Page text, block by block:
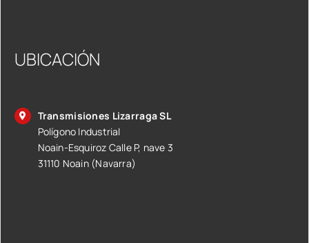
UBICACIÓN
Transmisiones Lizarraga SL
Polígono Industrial
Noain-Esquiroz Calle P, nave 3
31110 Noain (Navarra)